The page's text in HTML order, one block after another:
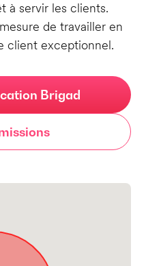
à servir les clients.
de travailler en
client exceptionnel.
Brigad